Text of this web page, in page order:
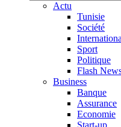
Actu
Tunisie
Société
Sport
Politique
Flash
Business
Banque
Assurance
Economie
Start-up